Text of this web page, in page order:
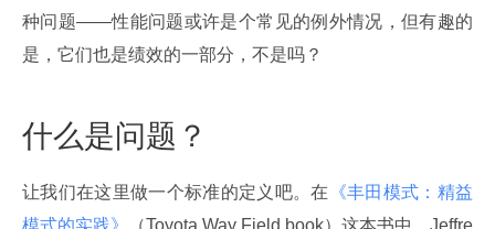
种问题——性能问题或许是个常见的例外情况，但有趣的
是，它们也是绩效的一部分，不是吗？
什么是问题？
让我们在这里做一个标准的定义吧。在 《丰田模式：精益
模式的实践》
（Toyota Way Field book）这本书中，Jeffre